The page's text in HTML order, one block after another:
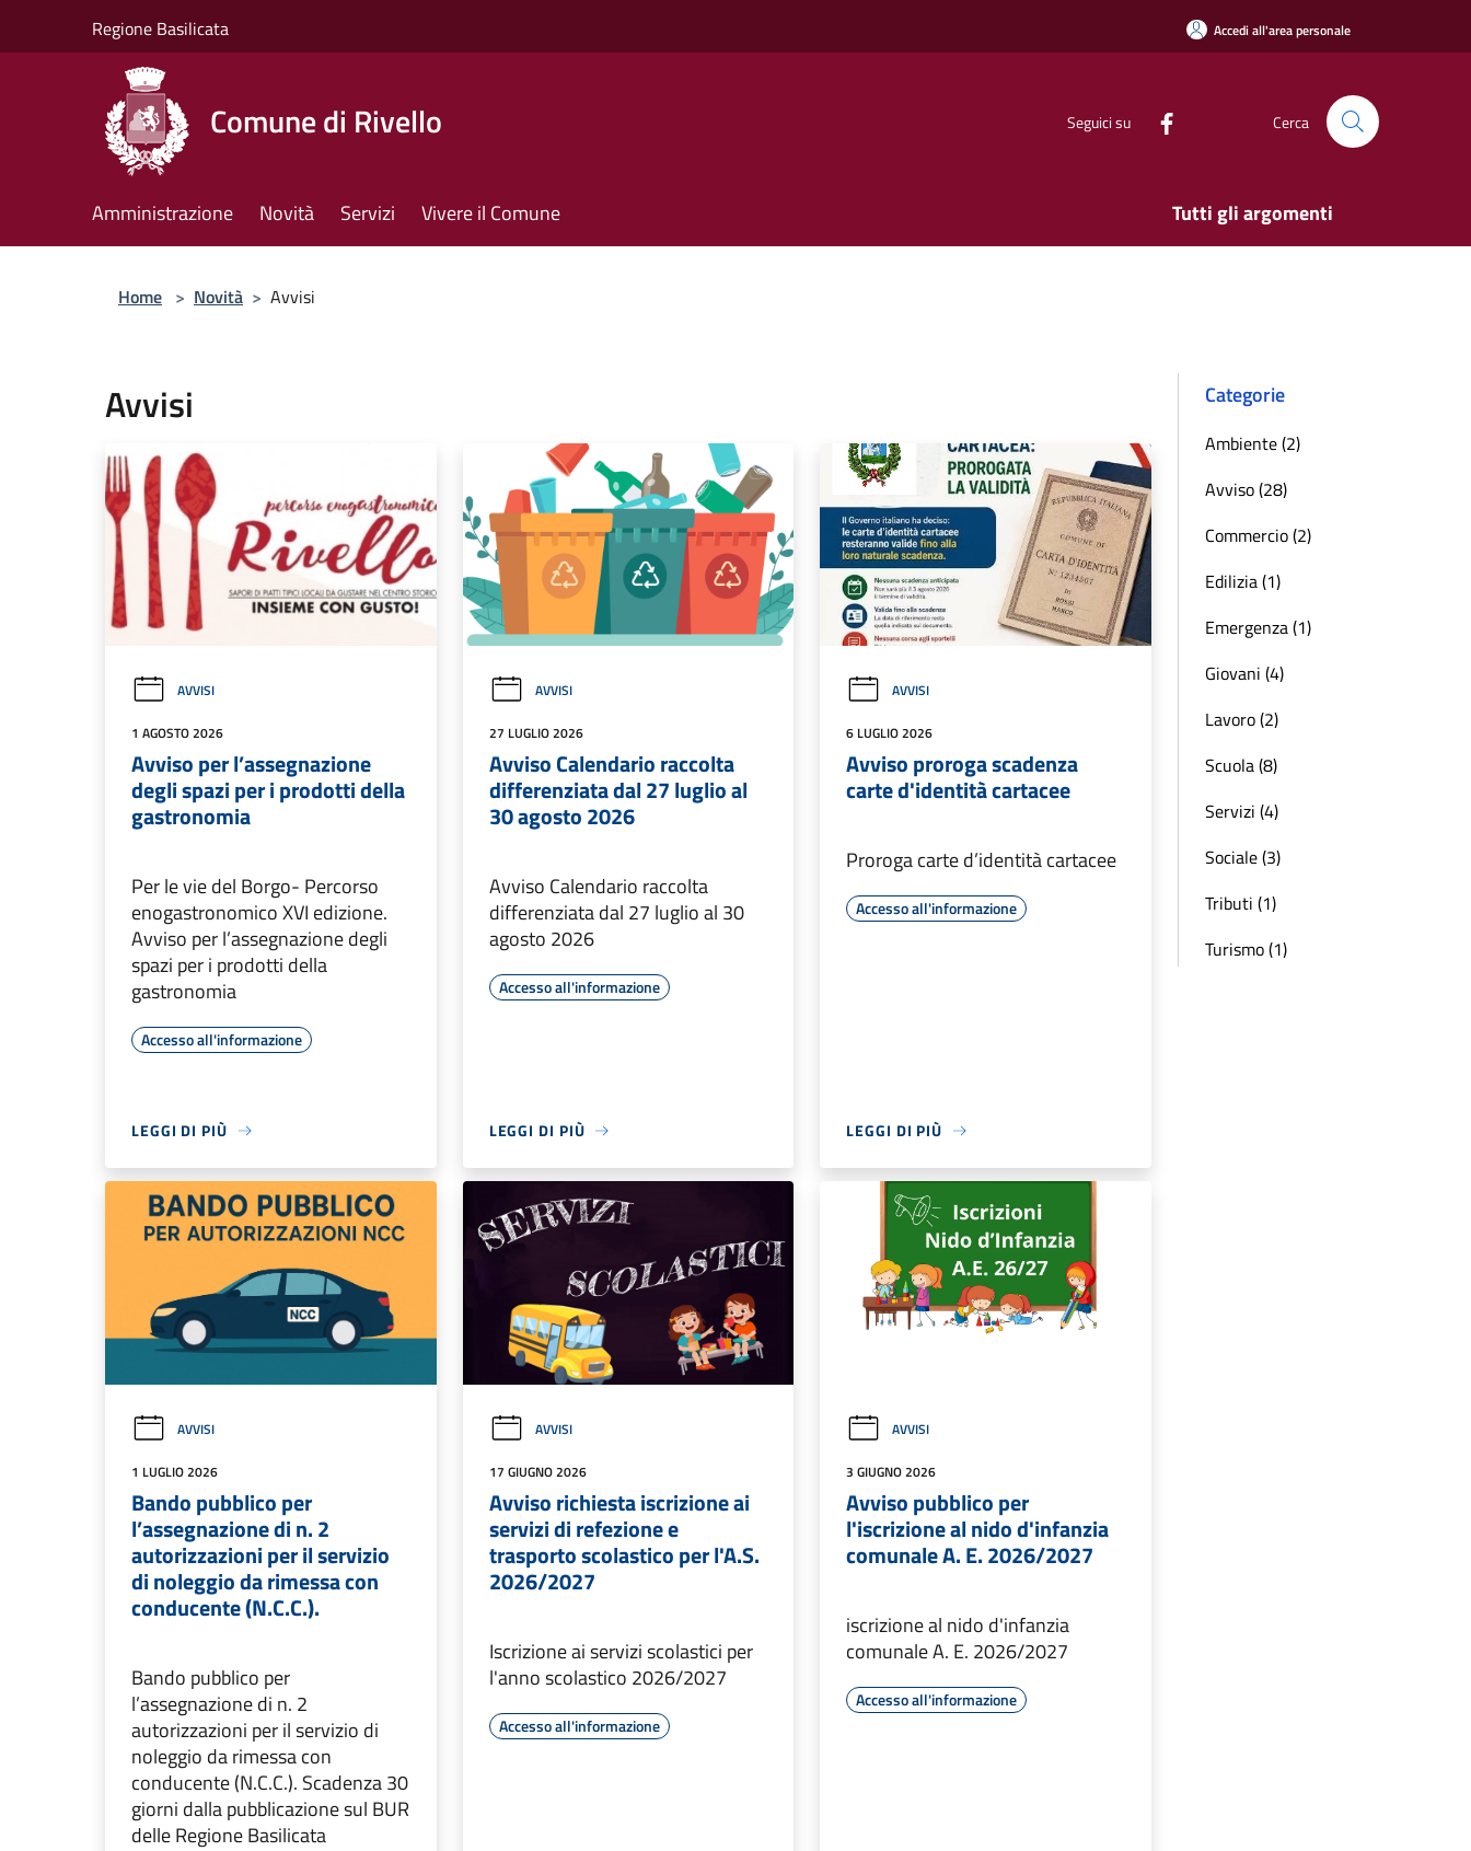
Regione Basilicata Accedi all'area personale
Comune di Rivello Seguici su Cerca
Amministrazione Novità Servizi Vivere il Comune Tutti gli argomenti
Home > Novità > Avvisi
Avvisi
AVVISI
1 AGOSTO 2026
Avviso per l’assegnazione
degli spazi per i prodotti della
gastronomia
Per le vie del Borgo- Percorso
enogastronomico XVI edizione.
Avviso per l’assegnazione degli
spazi per i prodotti della
gastronomia
Accesso all'informazione
LEGGI DI PIÙ
AVVISI
27 LUGLIO 2026
Avviso Calendario raccolta
differenziata dal 27 luglio al
30 agosto 2026
Avviso Calendario raccolta
differenziata dal 27 luglio al 30
agosto 2026
Accesso all'informazione
LEGGI DI PIÙ
AVVISI
6 LUGLIO 2026
Avviso proroga scadenza
carte d'identità cartacee
Proroga carte d’identità cartacee
Accesso all'informazione
LEGGI DI PIÙ
AVVISI
1 LUGLIO 2026
Bando pubblico per
l’assegnazione di n. 2
autorizzazioni per il servizio
di noleggio da rimessa con
conducente (N.C.C.).
Bando pubblico per
l’assegnazione di n. 2
autorizzazioni per il servizio di
noleggio da rimessa con
conducente (N.C.C.). Scadenza 30
giorni dalla pubblicazione sul BUR
delle Regione Basilicata
AVVISI
17 GIUGNO 2026
Avviso richiesta iscrizione ai
servizi di refezione e
trasporto scolastico per l'A.S.
2026/2027
Iscrizione ai servizi scolastici per
l'anno scolastico 2026/2027
Accesso all'informazione
AVVISI
3 GIUGNO 2026
Avviso pubblico per
l'iscrizione al nido d'infanzia
comunale A. E. 2026/2027
iscrizione al nido d'infanzia
comunale A. E. 2026/2027
Accesso all'informazione
Categorie
Ambiente (2)
Avviso (28)
Commercio (2)
Edilizia (1)
Emergenza (1)
Giovani (4)
Lavoro (2)
Scuola (8)
Servizi (4)
Sociale (3)
Tributi (1)
Turismo (1)